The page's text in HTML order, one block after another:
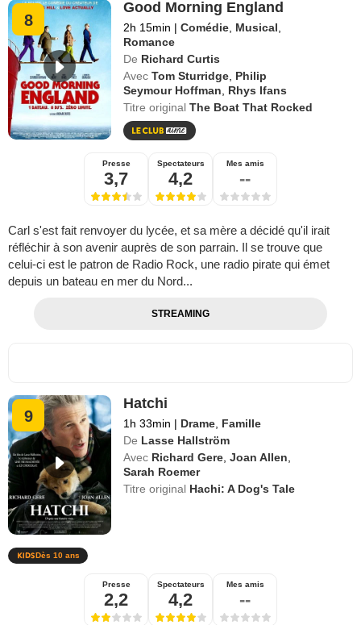
8
Good Morning England
2h 15min | Comédie Musical
Romance
De Richard Curtis
Avec Tom Sturridge Philip
Seymour Hoffman
Rhys Ifans
Titre originalThe Boat That Rocked
Presse
3,7
Spectateurs
4,2
Mes amis
--
Carl s'est fait renvoyer du lycée, et sa mère a décidé qu'il irait
réfléchir à son avenir auprès de son parrain. Il se trouve que
celui-ci est le patron de Radio Rock, une radio pirate qui émet
depuis un bateau en mer du Nord...
STREAMING
9
Hatchi
1h 33min | Drame Famille
De Lasse Hallström
Avec Richard Gere ,Joan Allen
Sarah Roemer
Titre original Hachi: A Dog's Tale
Dès 10 ans
Presse
2,2
Spectateurs
4,2
Mes amis
--